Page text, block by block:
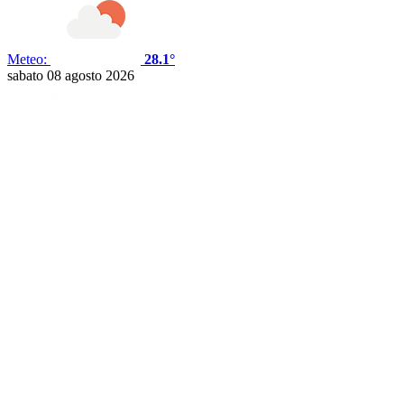
Meteo:
28.1°
sabato 08 agosto 2026